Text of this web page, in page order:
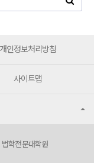
개인정보처리방침
사이트맵
학전문대학원